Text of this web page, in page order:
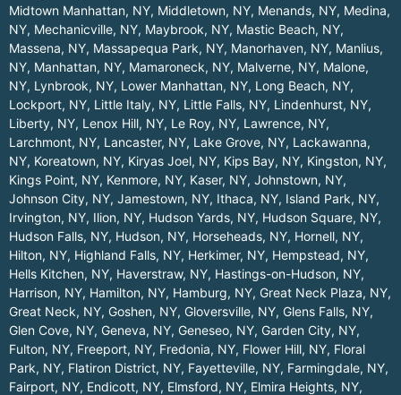
Midtown Manhattan, NY, Middletown, NY, Menands, NY, Medina,
NY, Mechanicville, NY, Maybrook, NY, Mastic Beach, NY,
Massena, NY, Massapequa Park, NY, Manorhaven, NY, Manlius,
NY, Manhattan, NY, Mamaroneck, NY, Malverne, NY, Malone,
NY, Lynbrook, NY, Lower Manhattan, NY, Long Beach, NY,
Lockport, NY, Little Italy, NY, Little Falls, NY, Lindenhurst, NY,
Liberty, NY, Lenox Hill, NY, Le Roy, NY, Lawrence, NY,
Larchmont, NY, Lancaster, NY, Lake Grove, NY, Lackawanna,
NY, Koreatown, NY, Kiryas Joel, NY, Kips Bay, NY, Kingston, NY,
Kings Point, NY, Kenmore, NY, Kaser, NY, Johnstown, NY,
Johnson City, NY, Jamestown, NY, Ithaca, NY, Island Park, NY,
Irvington, NY, Ilion, NY, Hudson Yards, NY, Hudson Square, NY,
Hudson Falls, NY, Hudson, NY, Horseheads, NY, Hornell, NY,
Hilton, NY, Highland Falls, NY, Herkimer, NY, Hempstead, NY,
Hells Kitchen, NY, Haverstraw, NY, Hastings-on-Hudson, NY,
Harrison, NY, Hamilton, NY, Hamburg, NY, Great Neck Plaza, NY,
Great Neck, NY, Goshen, NY, Gloversville, NY, Glens Falls, NY,
Glen Cove, NY, Geneva, NY, Geneseo, NY, Garden City, NY,
Fulton, NY, Freeport, NY, Fredonia, NY, Flower Hill, NY, Floral
Park, NY, Flatiron District, NY, Fayetteville, NY, Farmingdale, NY,
Fairport, NY, Endicott, NY, Elmsford, NY, Elmira Heights, NY,